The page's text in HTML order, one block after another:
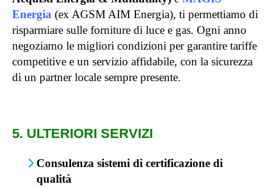
Energia (ex AGSM AIM Energia), ti permettiamo di
risparmiare sulle forniture di luce e gas. Ogni anno
negoziamo le migliori condizioni per garantire tariffe
competitive e un servizio affidabile, con la sicurezza
di un partner locale sempre presente.
5. ULTERIORI SERVIZI
Consulenza sistemi di certificazione di
qualità